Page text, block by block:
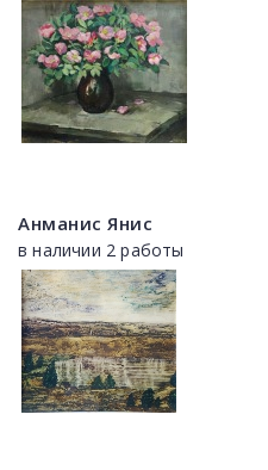
Анманис Янис
в наличии 2 работы